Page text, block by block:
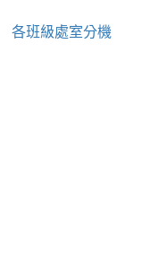
各班級處室分機